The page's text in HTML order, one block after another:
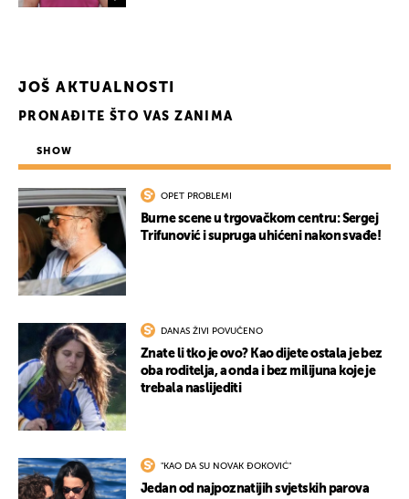
JOŠ AKTUALNOSTI
PRONAĐITE ŠTO VAS ZANIMA
SHOW
OPET PROBLEMI
Burne scene u trgovačkom centru: Sergej
Trifunović i supruga uhićeni nakon svađe!
DANAS ŽIVI POVUČENO
Znate li tko je ovo? Kao dijete ostala je bez
oba roditelja, a onda i bez milijuna koje je
trebala naslijediti
"KAO DA SU NOVAK ĐOKOVIĆ"
Jedan od najpoznatijih svjetskih parova